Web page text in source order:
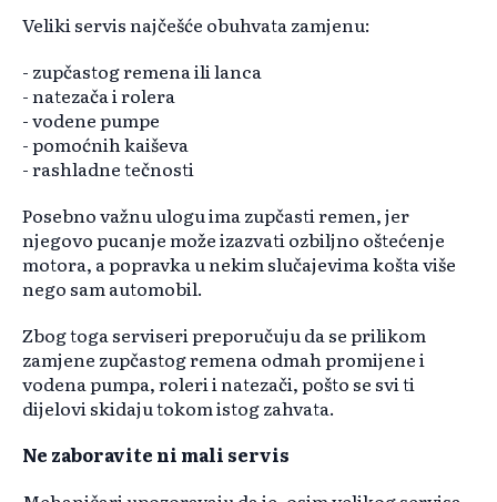
Veliki servis najčešće obuhvata zamjenu:
- zupčastog remena ili lanca
- natezača i rolera
- vodene pumpe
- pomoćnih kaiševa
- rashladne tečnosti
Posebno važnu ulogu ima zupčasti remen, jer
njegovo pucanje može izazvati ozbiljno oštećenje
motora, a popravka u nekim slučajevima košta više
nego sam automobil.
Zbog toga serviseri preporučuju da se prilikom
zamjene zupčastog remena odmah promijene i
vodena pumpa, roleri i natezači, pošto se svi ti
dijelovi skidaju tokom istog zahvata.
Ne zaboravite ni mali servis